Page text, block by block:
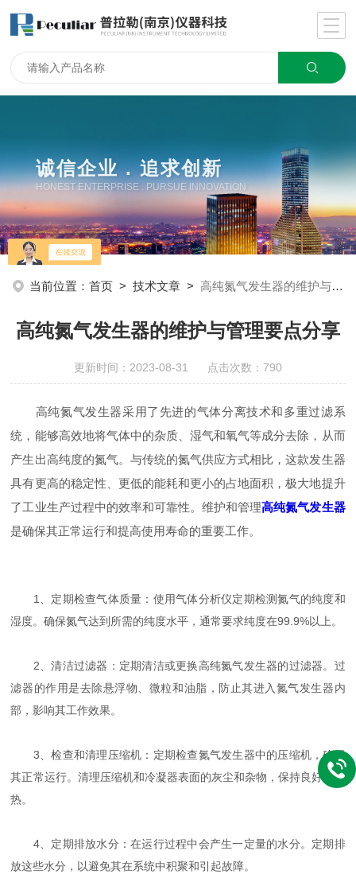
诚信企业 . 追求创新
HONEST ENTERPRISE . PURSUE INNOVATION
当前位置：首页 >技术文章 >高纯氮气发生器的维护与管理要点分享
高纯氮气发生器的维护与管理要点分享
更新时间：2023-08-31 点击次数：790
高纯氮气发生器采用了先进的气体分离技术和多重过滤系
统，能够高效地将气体中的杂质、湿气和氧气等成分去除，从而
产生出高纯度的氮气。与传统的氮气供应方式相比，这款发生器
具有更高的稳定性、更低的能耗和更小的占地面积，极大地提升
了工业生产过程中的效率和可靠性。维护和管理高纯氮气发生器
是确保其正常运行和提高使用寿命的重要工作。
1、定期检查气体质量：使用气体分析仪定期检测氮气的纯度和
湿度。确保氮气达到所需的纯度水平，通常要求纯度在99.9%以上。
2、清洁过滤器：定期清洁或更换高纯氮气发生器的过滤器。过
滤器的作用是去除悬浮物、微粒和油脂，防止其进入氮气发生器内
部，影响其工作效果。
3、检查和清理压缩机：定期检查氮气发生器中的压缩机，确保
其正常运行。清理压缩机和冷凝器表面的灰尘和杂物，保持良好的散
热。
4、定期排放水分：在运行过程中会产生一定量的水分。定期排
放这些水分，以避免其在系统中积聚和引起故障。